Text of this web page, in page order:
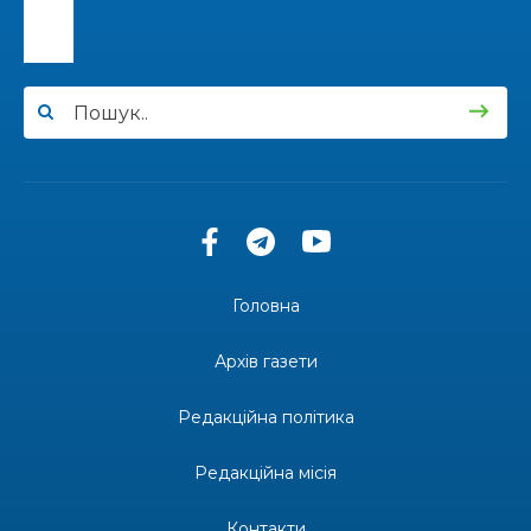
12:00
11:34
Частина ВПО більше не отримає житловий
Бахмутська молодь досліджує Полтаву
Солдат Ігор Ігорович Кравець, позивний
держава досі провалює
Майстер-клас «Троянди» для юних бахмутян
Головна
Архів газети
Редакційна політика
Редакційна місія